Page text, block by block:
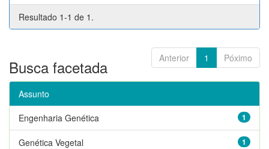
Resultado 1-1 de 1.
Anterior 1 Póximo
Busca facetada
Assunto
1
Engenharia Genética
1
Genética Vegetal